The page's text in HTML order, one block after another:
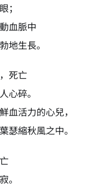
；
血脈中
地生長。
死亡
心碎。
血活力的心兒，
瑟縮秋風之中。
。